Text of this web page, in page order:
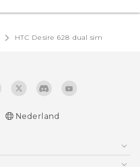
HTC Desire 628 dual sim‎
- Gebruikershandleiding
Nederland